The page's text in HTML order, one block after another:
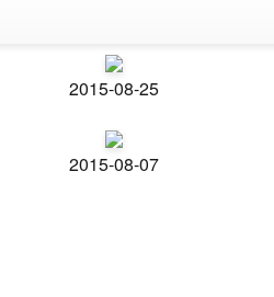
2015-08-25
2015-08-07